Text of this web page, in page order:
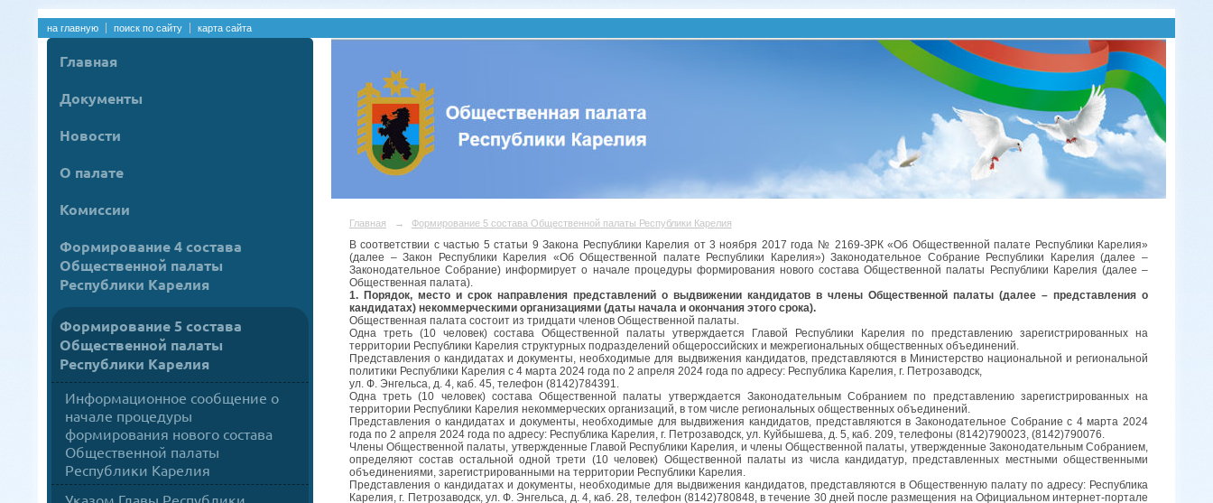
на главную поиск по сайту карта сайта
Главная
Документы
Новости
О палате
Комиссии
Формирование 4 состава
Общественной палаты
Республики Карелия
Формирование 5 состава
Общественной палаты
Республики Карелия
Информационное сообщение о
начале процедуры
формирования нового состава
Общественной палаты
Республики Карелия
Указом Главы Республики
Главная → Формирование 5 состава Общественной палаты Республики Карелия
В соответствии с частью 5 статьи 9 Закона Республики Карелия от 3 ноября 2017 года № 2169-ЗРК «Об Общественной палате Республики Карелия»
(далее – Закон Республики Карелия «Об Общественной палате Республики Карелия») Законодательное Собрание Республики Карелия (далее –
Законодательное Собрание) информирует о начале процедуры формирования нового состава Общественной палаты Республики Карелия (далее –
Общественная палата).
1. Порядок, место и срок направления представлений о выдвижении кандидатов в члены Общественной палаты (далее – представления о
кандидатах) некоммерческими организациями (даты начала и окончания этого срока).
Общественная палата состоит из тридцати членов Общественной палаты.
Одна треть (10 человек) состава Общественной палаты утверждается Главой Республики Карелия по представлению зарегистрированных на
территории Республики Карелия структурных подразделений общероссийских и межрегиональных общественных объединений.
Представления о кандидатах и документы, необходимые для выдвижения кандидатов, представляются в Министерство национальной и региональной
политики Республики Карелия с 4 марта 2024 года по 2 апреля 2024 года по адресу: Республика Карелия, г. Петрозаводск,
ул. Ф. Энгельса, д. 4, каб. 45, телефон (8142)784391.
Одна треть (10 человек) состава Общественной палаты утверждается Законодательным Собранием по представлению зарегистрированных на
территории Республики Карелия некоммерческих организаций, в том числе региональных общественных объединений.
Представления о кандидатах и документы, необходимые для выдвижения кандидатов, представляются в Законодательное Собрание с 4 марта 2024
года по 2 апреля 2024 года по адресу: Республика Карелия, г. Петрозаводск, ул. Куйбышева, д. 5, каб. 209, телефоны (8142)790023, (8142)790076.
Члены Общественной палаты, утвержденные Главой Республики Карелия, и члены Общественной палаты, утвержденные Законодательным Собранием,
определяют состав остальной одной трети (10 человек) Общественной палаты из числа кандидатур, представленных местными общественными
объединениями, зарегистрированными на территории Республики Карелия.
Представления о кандидатах и документы, необходимые для выдвижения кандидатов, представляются в Общественную палату по адресу: Республика
Карелия, г. Петрозаводск, ул. Ф. Энгельса, д. 4, каб. 28, телефон (8142)780848, в течение 30 дней после размещения на Официальном интернет-портале